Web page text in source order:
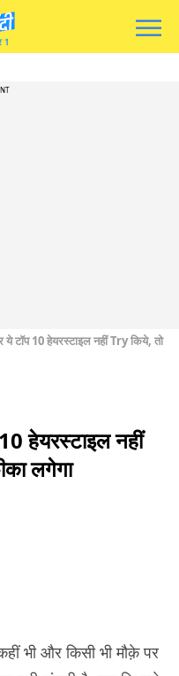
टॉप 10 हेयरस्टाइल नहीं Try किये, तो
हेयरस्टाइल नहीं
लगेगा
भी और किसी भी मौक़े पर